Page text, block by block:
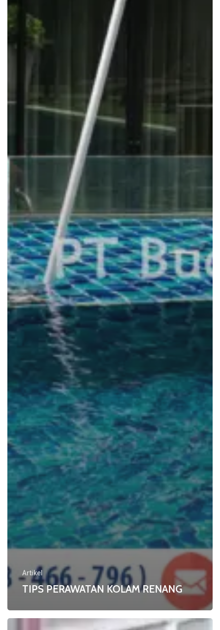
Artikel
TIPS PERAWATAN KOLAM RENANG